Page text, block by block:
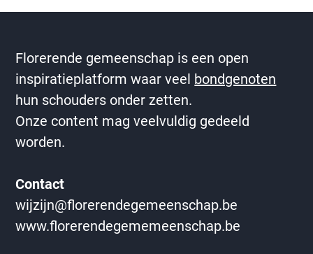
Florerende gemeenschap is een open
inspiratieplatform waar veel bondgenoten
hun schouders onder zetten.
Onze content mag veelvuldig gedeeld
worden.
Contact
wijzijn@florerendegemeenschap.be
www.florerendegememeenschap.be